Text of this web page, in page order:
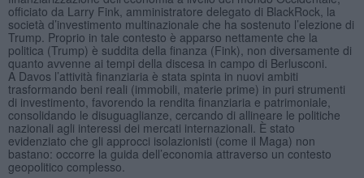
officiato da Larry Fink, amministratore delegato di BlackRock, la
società d’investimento multinazionale che ha sostenuto l’elezione di
Trump. Proprio in tale contesto è apparso nettamente che la
politica (Trump) è suddita della finanza (Fink), non diversamente di
quanto avvenne ai tempi della discesa in campo di Berlusconi.
A Davos l’attività finanziaria è stata spinta in nuovi ambiti
trasformando beni reali (immobili, materie prime) in puri strumenti
di investimento, favorendo la rendita finanziaria e patrimoniale,
consolidando le disuguaglianze, cercando di allineare le politiche
nazionali agli interessi dei mercati internazionali. È stato
evidenziato che gli approcci isolazionisti (come il Maga) non
bastano: occorre la guida dell’economia attraverso un contesto
geopolitico complesso.